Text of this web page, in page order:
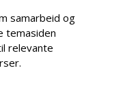
samarbeid og
temasiden
relevante